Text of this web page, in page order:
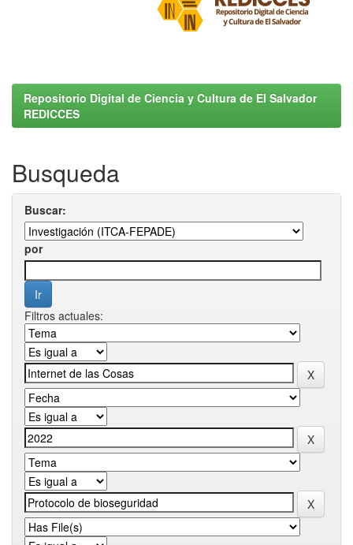
Repositorio Digital de Ciencia y Cultura de El Salvador
REDICCES
Busqueda
Buscar:
por
Filtros actuales: